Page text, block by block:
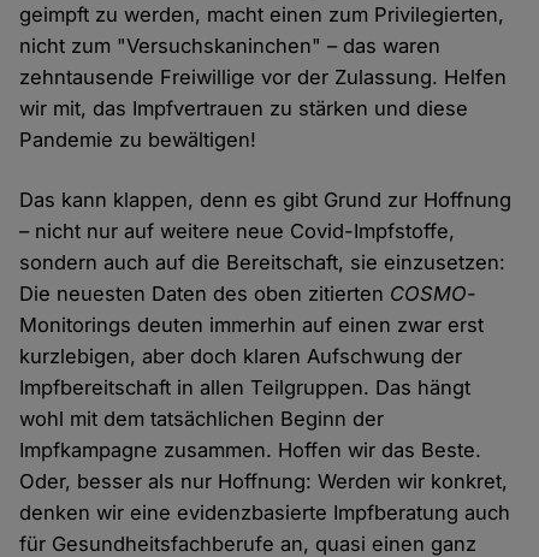
geimpft zu werden, macht einen zum Privilegierten,
nicht zum "Versuchskaninchen" – das waren
zehntausende Freiwillige vor der Zulassung. Helfen
wir mit, das Impfvertrauen zu stärken und diese
Pandemie zu bewältigen!
Das kann klappen, denn es gibt Grund zur Hoffnung
– nicht nur auf weitere neue Covid-Impfstoffe,
sondern auch auf die Bereitschaft, sie einzusetzen:
Die neuesten Daten des oben zitierten COSMO-
Monitorings deuten immerhin auf einen zwar erst
kurzlebigen, aber doch klaren Aufschwung der
Impfbereitschaft in allen Teilgruppen. Das hängt
wohl mit dem tatsächlichen Beginn der
Impfkampagne zusammen. Hoffen wir das Beste.
Oder, besser als nur Hoffnung: Werden wir konkret,
denken wir eine evidenzbasierte Impfberatung auch
für Gesundheitsfachberufe an, quasi einen ganz